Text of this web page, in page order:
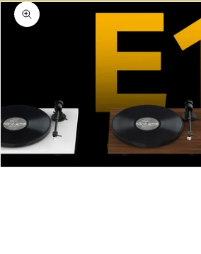
Yakınlaştır